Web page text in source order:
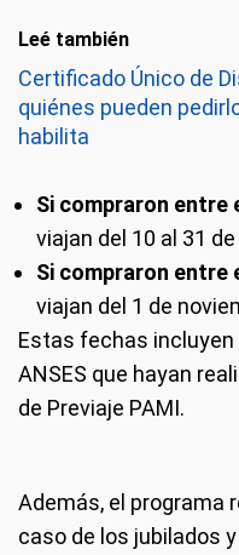
Leé también
Certificado Único de
quiénes pueden
habilita
Si compraron entre
viajan del 10 al 31
Si compraron entre
viajan del 1 de
Estas fechas
ANSES que hayan
de Previaje PAMI.
Además, el programa
caso de los jubilados